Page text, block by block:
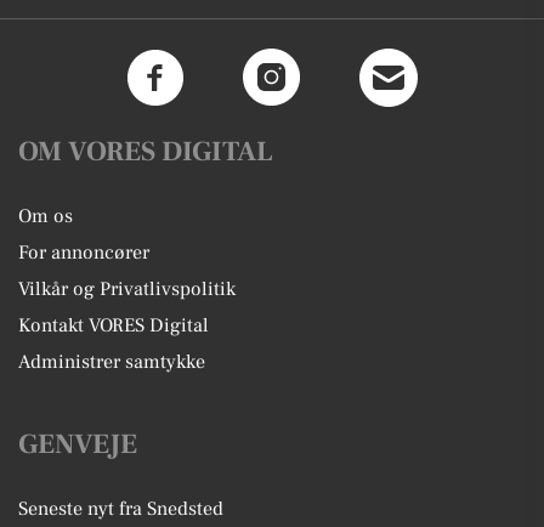
OM VORES DIGITAL
Om os
For annoncører
Vilkår og Privatlivspolitik
Kontakt VORES Digital
Administrer samtykke
GENVEJE
Seneste nyt fra Snedsted